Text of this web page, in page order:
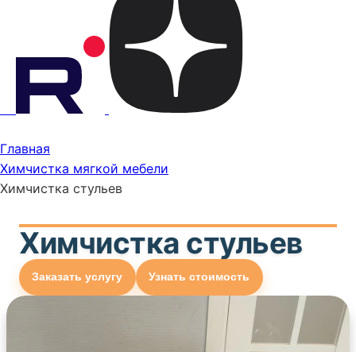
Главная
Химчистка мягкой мебели
Химчистка стульев
Химчистка стульев
Заказать услугу Узнать стоимость